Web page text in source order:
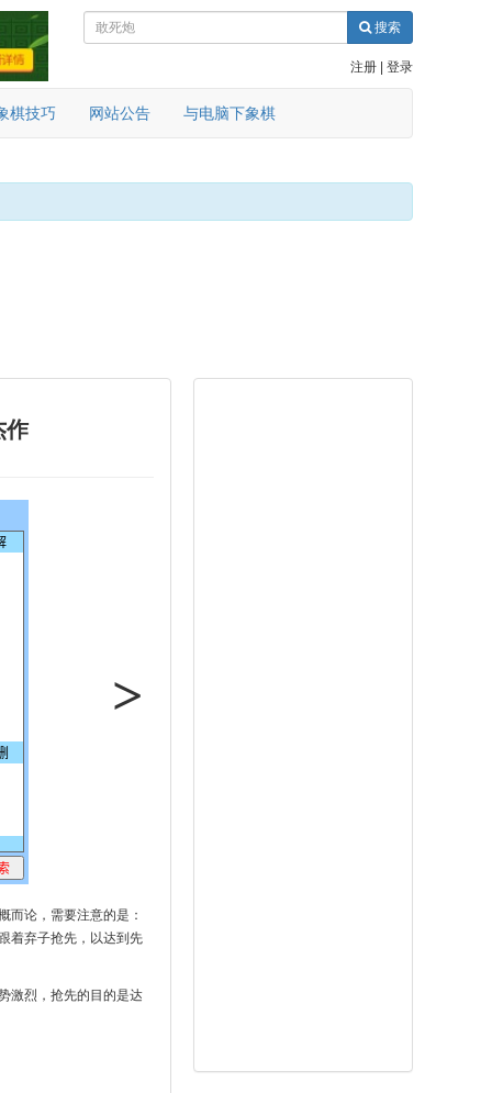
搜索
注册 登录
棋技巧 网站公告 与电脑下象棋
作
而论，需要注意的是：
着弃子抢先，以达到先
激烈，抢先的目的是达
>